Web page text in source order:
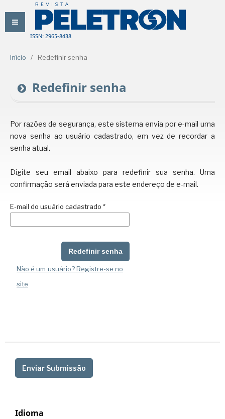
ISSN: 2965-8438
Início / Redefinir senha
Redefinir senha
Por razões de segurança, este sistema envia por e-mail uma
nova senha ao usuário cadastrado, em vez de recordar a
senha atual.
Digite seu email abaixo para redefinir sua senha. Uma
confirmação será enviada para este endereço de e-mail.
E-mail do usuário cadastrado *
Redefinir senha
Não é um usuário? Registre-se no
site
Enviar Submissão
Idioma